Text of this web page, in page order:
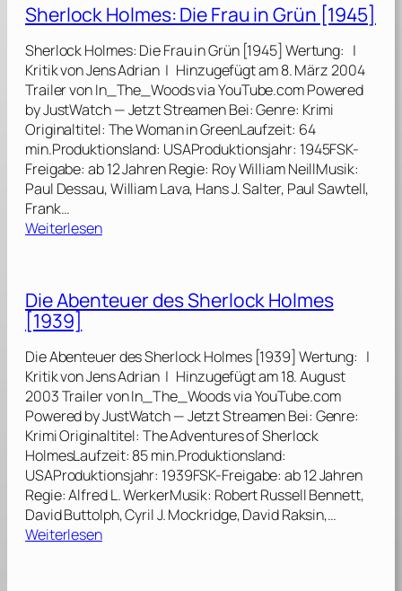
d
a
u
f
S
p
i
e
l
d
s
1
6
]
r
l
o
c
k
H
o
l
m
e
:
w
e
e
n
r
a
u
b
[
1
9
4
Sherlock Holmes: Die Frau in Grün [1945]
Sherlock Holmes: Die Frau in Grün [1945] Wertung: |
Kritik von Jens Adrian | Hinzugefügt am 8. März 2004
Trailer von In_The_Woods via YouTube.com Powered
by JustWatch — Jetzt Streamen Bei: Genre: Krimi
Originaltitel: The Woman in GreenLaufzeit: 64
min.Produktionsland: USAProduktionsjahr: 1945FSK-
Freigabe: ab 12 Jahren Regie: Roy William NeillMusik:
Paul Dessau, William Lava, Hans J. Salter, Paul Sawtell,
Frank…
Weiterlesen:
r
c
k
H
o
l
m
e
s
:
D
Die Abenteuer des Sherlock Holmes
[1939]
Die Abenteuer des Sherlock Holmes [1939] Wertung: |
Kritik von Jens Adrian | Hinzugefügt am 18. August
2003 Trailer von In_The_Woods via YouTube.com
Powered by JustWatch — Jetzt Streamen Bei: Genre:
Krimi Originaltitel: The Adventures of Sherlock
HolmesLaufzeit: 85 min.Produktionsland:
USAProduktionsjahr: 1939FSK-Freigabe: ab 12 Jahren
Regie: Alfred L. WerkerMusik: Robert Russell Bennett,
David Buttolph, Cyril J. Mockridge, David Raksin,…
Weiterlesen: